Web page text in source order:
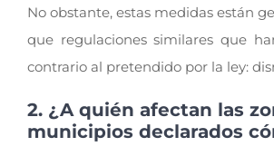
No obstante, estas medidas están
que regulaciones similares que
contrario al pretendido por la ley:
2. ¿A quién afectan las
municipios declarados